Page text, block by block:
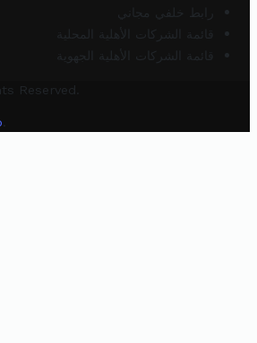
رابط خلفي مجاني
قائمة الشركات الأهلية المحلية
قائمة الشركات الأهلية الجهوية
Reserved.